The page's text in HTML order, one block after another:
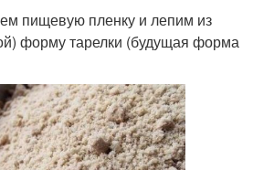
пищевую пленку и лепим из
форму тарелки (будущая форма